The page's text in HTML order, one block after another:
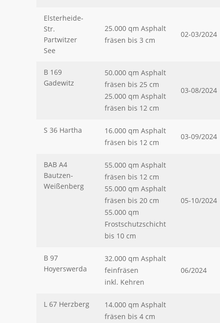
Elsterheide-
Str.
Partwitzer
See
25.000 qm Asphalt
fräsen bis 3 cm
02-03/2024
B 169
Gadewitz
50.000 qm Asphalt
fräsen bis 25 cm
25.000 qm Asphalt
fräsen bis 12 cm
03-08/2024
S 36 Hartha
16.000 qm Asphalt
fräsen bis 12 cm
03-09/2024
BAB A4
Bautzen-
Weißenberg
55.000 qm Asphalt
fräsen bis 12 cm
55.000 qm Asphalt
fräsen bis 20 cm
55.000 qm
Frostschutzschicht
bis 10 cm
05-10/2024
B 97
Hoyerswerda
32.000 qm Asphalt
feinfräsen
inkl. Kehren
06/2024
L 67 Herzberg
14.000 qm Asphalt
fräsen bis 4 cm